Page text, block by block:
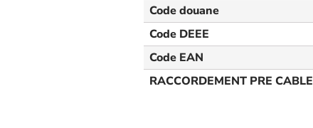
Code douane
Code DEEE
Code EAN
RACCORDEMENT PRE CABLE